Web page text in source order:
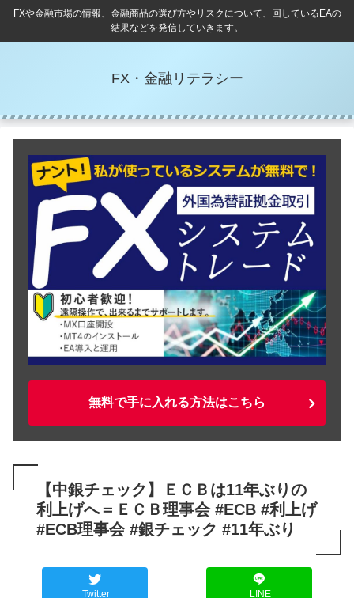
FXや金融市場の情報、金融商品の選び方やリスクについて、回しているEAの
結果などを発信していきます。
FX・金融リテラシー
無料で手に入れる方法はこちら
【中銀チェック】ＥＣＢは11年ぶりの
利上げへ＝ＥＣＢ理事会 #ECB #利上げ
#ECB理事会 #銀チェック #11年ぶり
Twitter LINE